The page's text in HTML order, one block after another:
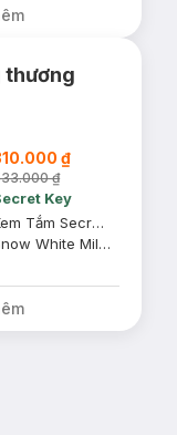
thương
₫
₫
Key
Kem Tắm Secret Key Dưỡng Sáng Da Mặt Và Cơ Thể 200g
Snow White Milky Pack